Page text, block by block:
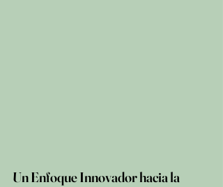
Un Enfoque Innovador hacia la